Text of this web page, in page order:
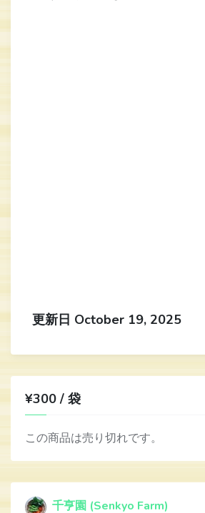
更新日 October 19, 2025
¥300 / 袋
この商品は売り切れです。
千亨園 (Senkyo Farm)